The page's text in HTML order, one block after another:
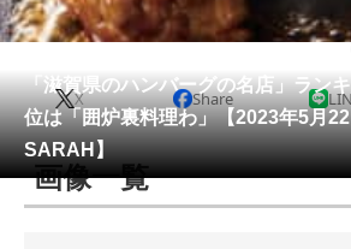
動物 リサーチ
会員記事
メディア
注目記事を集めた総合ページ
「滋賀県のハンバーグの名店」ラン
位は「囲炉裏料理わ」【2023年5月
SARAH】
X Share
画像一覧